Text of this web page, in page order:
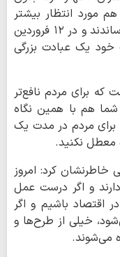
مورد انتظار بیشتر
است چرا که خودشان آن را به پیروزی رساندند و در ۱۲ فروردین
یک عبادت بزرگی
که برای مردم نافع‌تر
شما هم با همین نگاه
برای مردم در مدت یک
معطل نکنید.
خاطرنشان کرد: امروز
و اگر درست عمل
اقتصاد باشیم و اگر
خیلی از طرح‌ها و
می‌شوند.